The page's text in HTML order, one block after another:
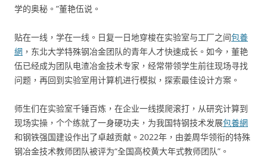
学的奥秘。”董艳伍说。
贴在一线，学在一线。日复一日地穿梭在实验室与工厂之间包養
網 ，东北大学特殊钢冶金团队的青年人才快速成长。如今，董艳
伍已经成为团队电渣冶金技术专家，经常带领学生前往现场寻找
问题，再回到实验室用计算机进行模拟，探索最佳设计方案。
师生们在实验室千锤百炼，在企业一线摸爬滚打，从研究计算到
现场实操，个个练就了一身硬功夫，为我国特钢技术发展包養網
和钢铁强国建设作出了卓越贡献。2022年，由姜周华领衔的特殊
钢冶金技术教师团队被评为“全国高校黄大年式教师团队”。